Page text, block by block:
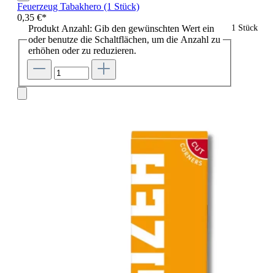
Feuerzeug Tabakhero (1 Stück)
0,35 €*
1 Stück
Produkt Anzahl: Gib den gewünschten Wert ein
oder benutze die Schaltflächen, um die Anzahl zu
erhöhen oder zu reduzieren.